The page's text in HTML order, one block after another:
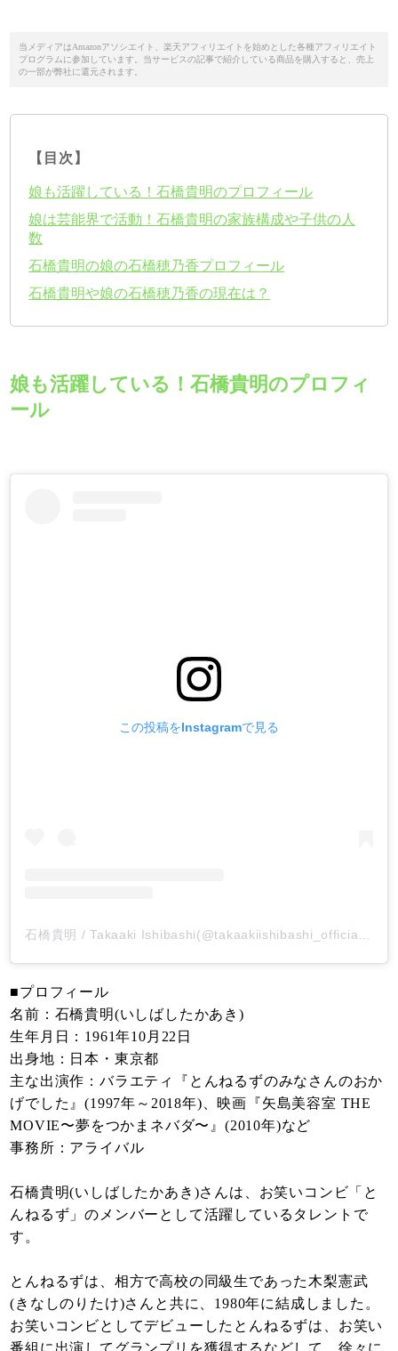
当メディアはAmazonアソシエイト、楽天アフィリエイトを始めとした各種アフィリエイト
プログラムに参加しています。当サービスの記事で紹介している商品を購入すると、売上
の一部が弊社に還元されます。
【目次】
娘も活躍している！石橋貴明のプロフィール
娘は芸能界で活動！石橋貴明の家族構成や子供の人
数
石橋貴明の娘の石橋穂乃香プロフィール
石橋貴明や娘の石橋穂乃香の現在は？
娘も活躍している！石橋貴明のプロフィ
ール
この投稿をInstagramで見る
■プロフィール
名前：石橋貴明(いしばしたかあき)
生年月日：1961年10月22日
出身地：日本・東京都
主な出演作：バラエティ『とんねるずのみなさんのおか
げでした』(1997年～2018年)、映画『矢島美容室 THE
MOVIE〜夢をつかまネバダ〜』(2010年)など
事務所：アライバル
石橋貴明(いしばしたかあき)さんは、お笑いコンビ「と
んねるず」のメンバーとして活躍しているタレントで
す。
とんねるずは、相方で高校の同級生であった木梨憲武
(きなしのりたけ)さんと共に、1980年に結成しました。
お笑いコンビとしてデビューしたとんねるずは、お笑い
番組に出演してグランプリを獲得するなどして、徐々に